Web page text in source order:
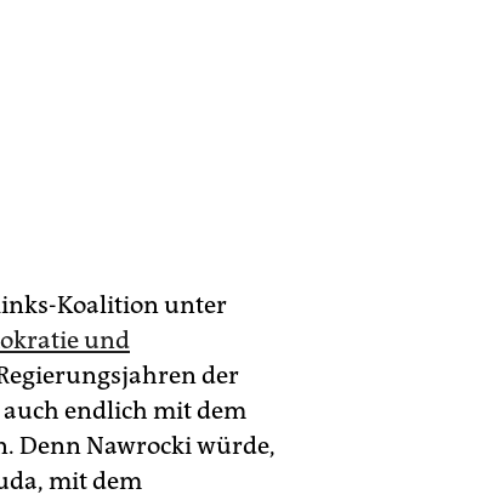
Koalition unter
und
der
auch endlich mit dem
Denn Nawrocki würde,
mit dem